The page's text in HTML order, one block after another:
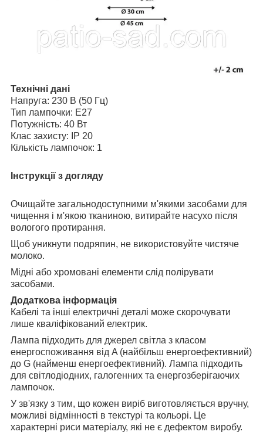
Технічні дані
Напруга: 230 В (50 Гц)
Тип лампочки: E27
Потужність: 40 Вт
Клас захисту: IP 20
Кількість лампочок: 1
Інструкції з догляду
Очищайте загальнодоступними м'якими засобами для
чищення і м'якою тканиною, витирайте насухо після
вологого протирання.
Щоб уникнути подряпин, не використовуйте чистяче
молоко.
Мідні або хромовані елементи слід полірувати
засобами.
Додаткова інформація
Кабелі та інші електричні деталі може скорочувати
лише кваліфікований електрик.
Лампа підходить для джерел світла з класом
енергоспоживання від A (найбільш енергоефективний)
до G (найменш енергоефективний). Лампа підходить
для світлодіодних, галогенних та енергозберігаючих
лампочок.
У зв'язку з тим, що кожен виріб виготовляється вручну,
можливі відмінності в текстурі та кольорі. Це
характерні риси матеріалу, які не є дефектом виробу.